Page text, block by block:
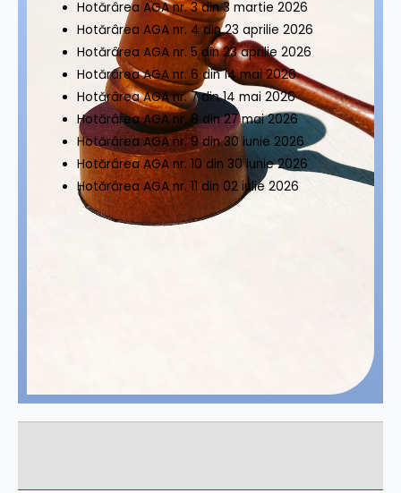
Hotărârea AGA nr. 3 din 3 martie 2026
Hotărârea AGA nr. 4 din 23 aprilie 2026
Hotărârea AGA nr. 5 din 23 aprilie 2026
Hotărârea AGA nr. 6 din 14 mai 2026
Hotărârea AGA nr. 7 din 14 mai 2026
Hotărârea AGA nr. 8 din 27 mai 2026
Hotărârea AGA nr. 9 din 30 iunie 2026
Hotărârea AGA nr. 10 din 30 iunie 2026
Hotărârea AGA nr. 11 din 02 iulie 2026